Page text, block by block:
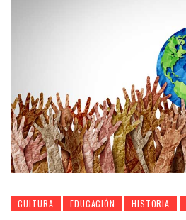
CULTURA EDUCACIÓN HISTORIA